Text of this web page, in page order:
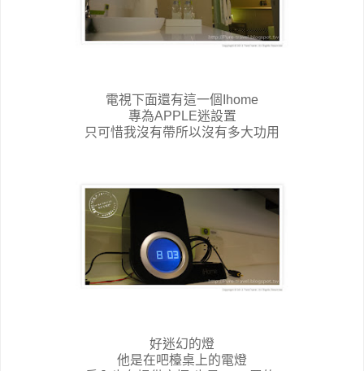
電視下面還有這一個Ihome
專為APPLE迷設置
只可惜我沒有帶所以沒有多大功用
好迷幻的燈
他是在吧檯桌上的電燈